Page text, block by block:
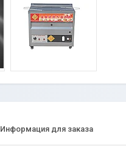
Информация для заказа